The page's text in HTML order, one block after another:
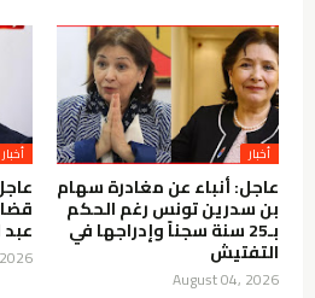
أخبار
عاجل: أنباء عن مغادرة سهام
بن سدرين تونس رغم الحكم
بـ25 سنة سجناً وإدراجها في
التفتيش
August 04, 2026
أخبار